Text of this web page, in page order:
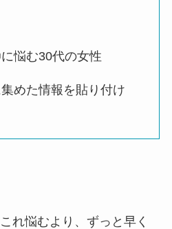
悩む30代の女性
めた情報を貼り付け
れ悩むより、ずっと早く